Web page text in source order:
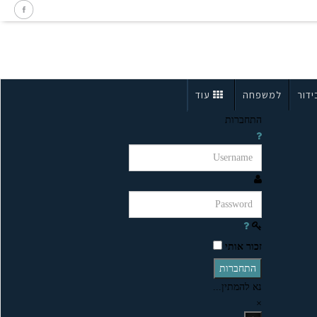
למשפחה עוד
התחברות
זכור אותי
התחברות
נא להמתין...
×